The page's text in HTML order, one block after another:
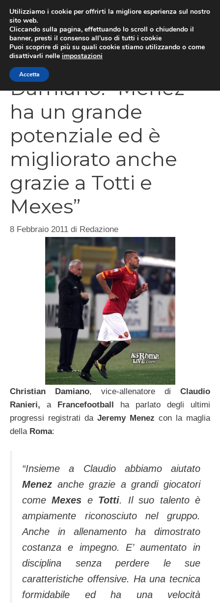
contenuto
Damiano: “Menez
ha un grande
potenziale ed è
migliorato anche
grazie a Totti e
Mexes”
8 Febbraio 2011 di Redazione
Christian Damiano, vice-allenatore di Claudio
Ranieri, a Francefootball
ha parlato degli ultimi
progressi registrati da Jeremy Menez con la maglia
della Roma:
“Insieme a Claudio abbiamo aiutato
Menez anche grazie a grandi giocatori
comeMexes e Totti. Il suo talento è
ampiamente riconosciuto nel gruppo.
Anche in allenamento ha dimostrato
costanza e impegno. E’ aumentato in
disciplina senza perdere le sue
caratteristiche offensive. Ha una tecnica
formidabile ed ha una velocità
Utilizziamo i cookie per offrirti la migliore esperienza sul nostro
sito web.
Cliccando sulla pagina, effettuando lo scroll o chiudendo il
banner, presti il consenso all’uso di tutti i cookie
Puoi scoprire di più su quali cookie stiamo utilizzando o come
disattivarli nelle impostazioni
Accetta